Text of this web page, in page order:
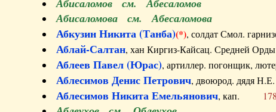
Абисаломов см. Абесаломов
Абисаломова см. Абесаломова
Абкузин Никита (Танба)(*), солдат Смол.
Аблай-Салтан, хан Киргиз-Кайсац. Средней
Аблеев Павел (Юрас), артиллер. погонщик,
Аблесимов Денис Петрович, двоюрод. дядя
Аблесимов Никита Емельянович, кап.